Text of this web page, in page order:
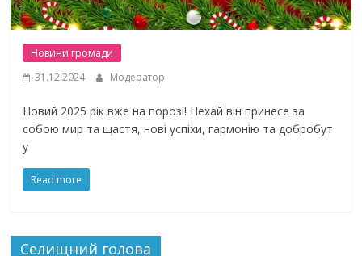
Новини громади
31.12.2024
Модератор
Новий 2025 рік вже на порозі! Нехай він принесе за
собою мир та щастя, нові успіхи, гармонію та добробут
у
Read more
Селищний голова